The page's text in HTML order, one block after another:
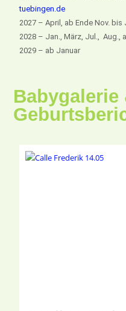
tuebingen.de
2027 – April, ab Ende Nov. bis
2028 – Jan., März, Jul., Aug.,
2029 – ab Januar
Babygalerie